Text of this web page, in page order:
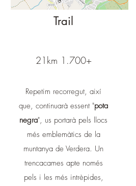
Trail
21km 1.700+
Repetim recorregut, així
que, continuarà essent "pota
negra", us portarà pels llocs
més emblemàtics de la
muntanya de Verdera. Un
trencacames apte només
pels i les més intrèpides,